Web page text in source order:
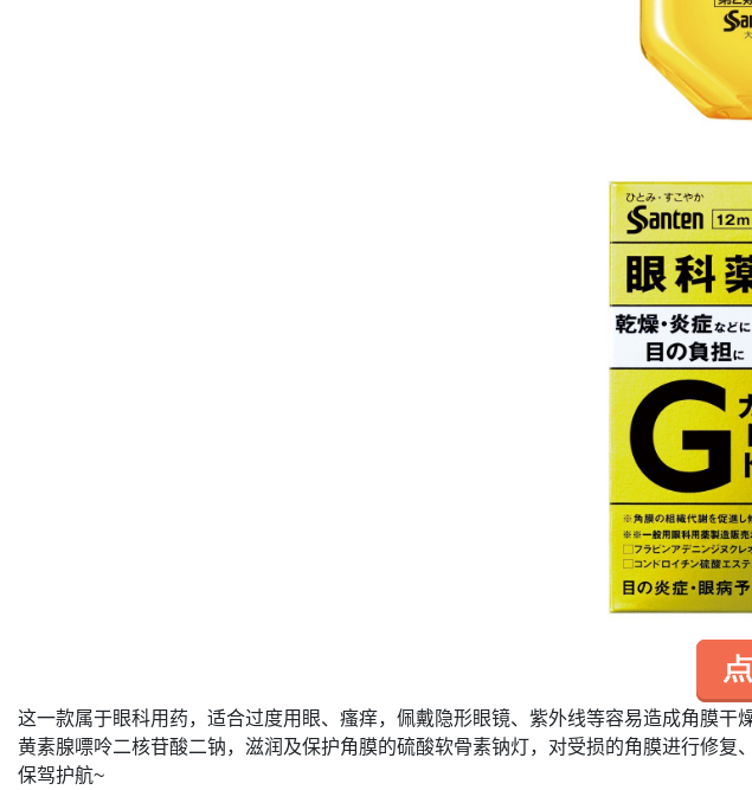
这一款属于眼科用药，适合过度用眼、瘙痒，佩戴隐形眼镜、紫外线等容易造成角膜
黄素腺嘌呤二核苷酸二钠，滋润及保护角膜的硫酸软骨素钠灯，对受损的角膜进行修
保驾护航~